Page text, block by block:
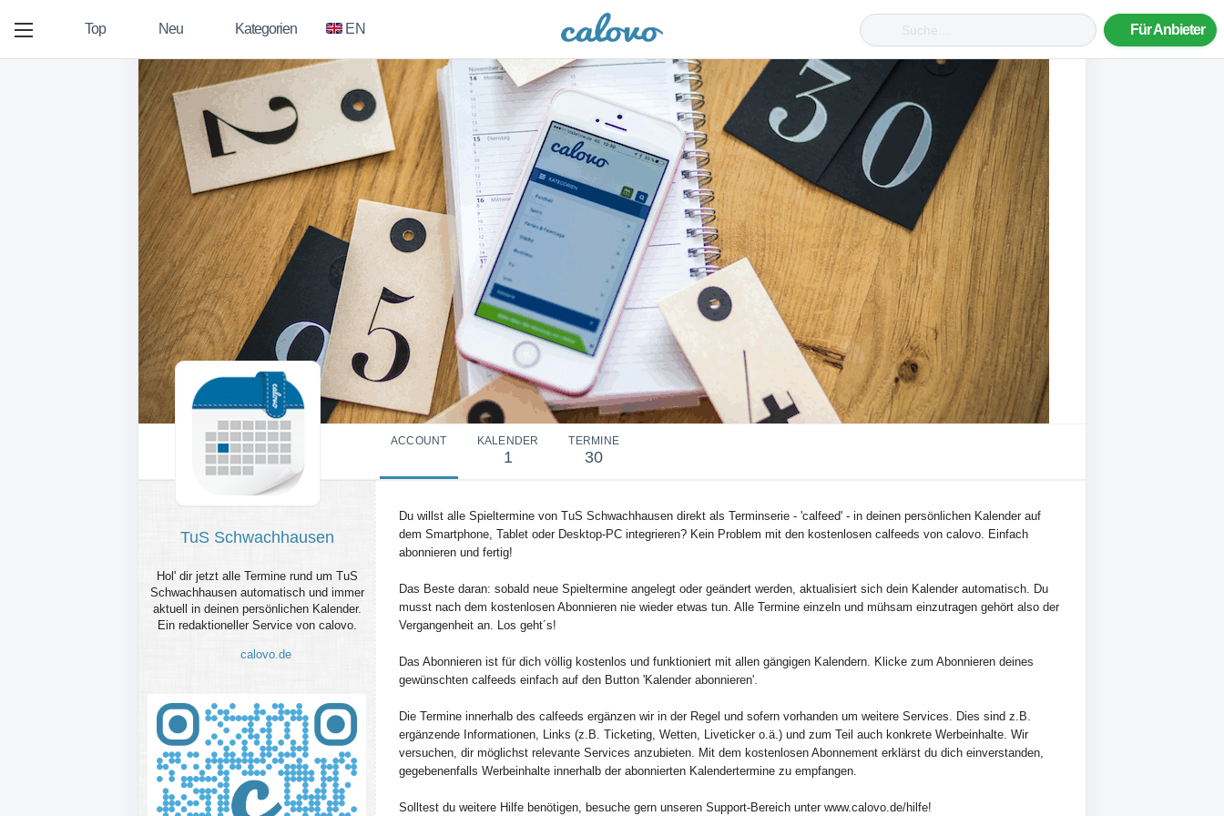
Top Neu Kategorien EN Für Anbieter
ACCOUNT KALENDER
1
TERMINE
30
TuS Schwachhausen
Hol' dir jetzt alle Termine rund um TuS
Schwachhausen automatisch und immer
aktuell in deinen persönlichen Kalender.
Ein redaktioneller Service von calovo.
calovo.de
Du willst alle Spieltermine von TuS Schwachhausen direkt als Terminserie - 'calfeed' - in deinen persönlichen Kalender auf
dem Smartphone, Tablet oder Desktop-PC integrieren? Kein Problem mit den kostenlosen calfeeds von calovo. Einfach
abonnieren und fertig!
Das Beste daran: sobald neue Spieltermine angelegt oder geändert werden, aktualisiert sich dein Kalender automatisch. Du
musst nach dem kostenlosen Abonnieren nie wieder etwas tun. Alle Termine einzeln und mühsam einzutragen gehört also der
Vergangenheit an. Los geht´s!
Das Abonnieren ist für dich völlig kostenlos und funktioniert mit allen gängigen Kalendern. Klicke zum Abonnieren deines
gewünschten calfeeds einfach auf den Button 'Kalender abonnieren'.
Die Termine innerhalb des calfeeds ergänzen wir in der Regel und sofern vorhanden um weitere Services. Dies sind z.B.
ergänzende Informationen, Links (z.B. Ticketing, Wetten, Liveticker o.ä.) und zum Teil auch konkrete Werbeinhalte. Wir
versuchen, dir möglichst relevante Services anzubieten. Mit dem kostenlosen Abonnement erklärst du dich einverstanden,
gegebenenfalls Werbeinhalte innerhalb der abonnierten Kalendertermine zu empfangen.
Solltest du weitere Hilfe benötigen, besuche gern unseren Support-Bereich unter www.calovo.de/hilfe!